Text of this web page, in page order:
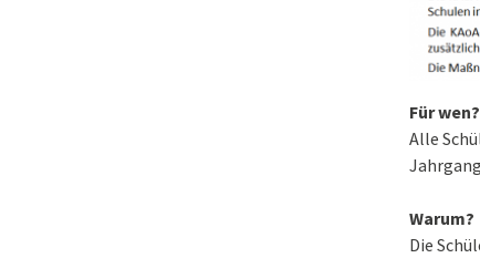
Für wen?
Alle
Warum?
Die